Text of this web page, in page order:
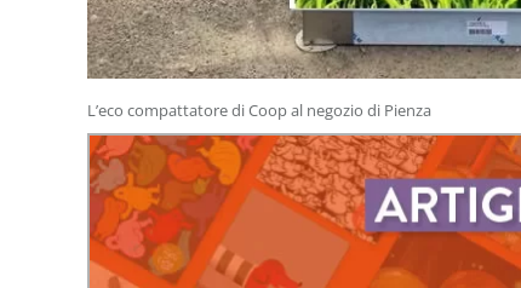
L’eco compattatore di Coop al negozio di Pienza